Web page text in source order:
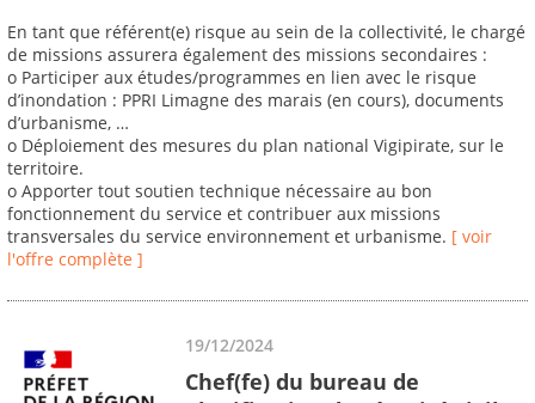
En tant que référent(e) risque au sein de la collectivité, le chargé
de missions assurera également des missions secondaires :
o Participer aux études/programmes en lien avec le risque
d’inondation : PPRI Limagne des marais (en cours), documents
d’urbanisme, …
o Déploiement des mesures du plan national Vigipirate, sur le
territoire.
o Apporter tout soutien technique nécessaire au bon
fonctionnement du service et contribuer aux missions
transversales du service environnement et urbanisme. [ voir
l'offre complète ]
19/12/2024
Chef(fe) du bureau de